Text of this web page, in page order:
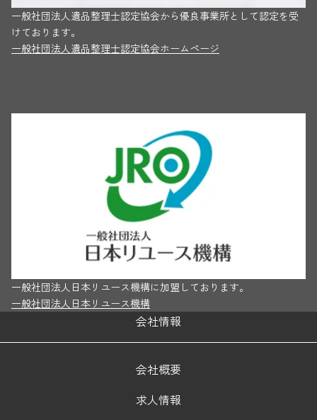
一般社団法人遺品整理士認定協会から優良事業所として認定を受
けております。
一般社団法人遺品整理士認定協会ホームページ
一般社団法人日本リユース機構に加盟しております。
一般社団法人日本リユース機構
会社情報
会社概要
求人情報